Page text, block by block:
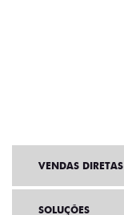
VENDAS DIRETAS
SOLUÇÕES